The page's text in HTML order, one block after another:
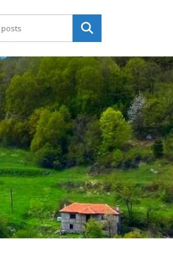
Търсене